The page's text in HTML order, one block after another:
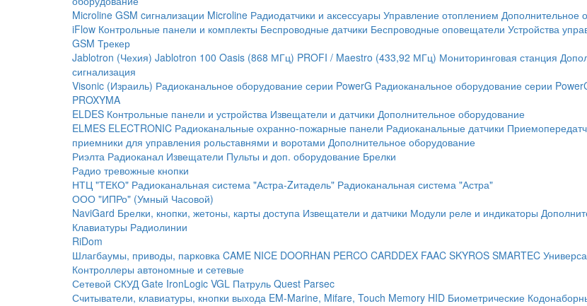
Microline GSM cигнализации Microline Радиодатчики и аксессуары Управление отоплением Дополнительное
iFlow Контрольные панели и комплекты Беспроводные датчики Беспроводные оповещатели Устройства
GSM Трекер
Jablotron (Чехия) Jablotron 100 Oasis (868 МГц) PROFI / Maestro (433,92 МГц) Мониторинговая станция
сигнализация
Visonic (Израиль) Радиоканальное оборудование серии PowerG Радиоканальное оборудование серии
PROXYMA
ELDES Контрольные панели и устройства Извещатели и датчики Дополнительное оборудование
ELMES ELECTRONIC Радиоканальные охранно-пожарные панели Радиоканальные датчики
приемники для управления рольставнями и воротами Дополнительное оборудование
Риэлта Радиоканал Извещатели Пульты и доп. оборудование Брелки
Радио тревожные кнопки
НТЦ "ТЕКО" Радиоканальная система "Астра-Zитадель" Радиоканальная система "Астра"
ООО "ИПРо" (Умный Часовой)
NaviGard Брелки, кнопки, жетоны, карты доступа Извещатели и датчики Модули реле и индикаторы
Клавиатуры Радиолинии
RiDom
Шлагбаумы, приводы, парковка CAME NICE DOORHAN PERCO CARDDEX FAAC SKYROS SMARTEC
Контроллеры автономные и сетевые
Сетевой СКУД Gate IronLogic VGL Патруль Quest Parsec
Считыватели, клавиатуры, кнопки выхода EM-Marine, Mifare, Touch Memory HID Биометрические